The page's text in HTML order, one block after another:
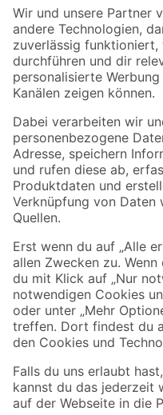
Der toom Newsletter: Keine
Zur Newsletter
Folge uns
Zahlungsarten
Sicher einkaufen
Jetzt die toom-App
Alle Preisangaben in EUR inkl. gesetzl.
Umständen nicht in allen Märkten